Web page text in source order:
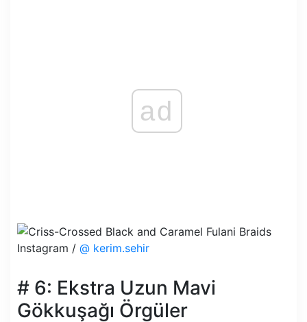
ad
Instagram / @ kerim.sehir
# 6: Ekstra Uzun Mavi
Gökkuşağı Örgüler